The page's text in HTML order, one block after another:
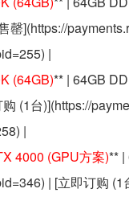
罄](https://
|
(64GB)** | 64GB
(1台)](https://
|
4000 (GPU方案)** |
| [立即订购